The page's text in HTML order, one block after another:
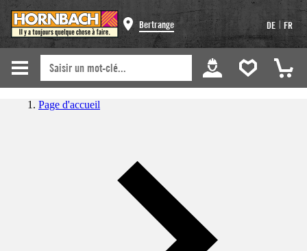
Bertrange DE | FR
Page d'accueil